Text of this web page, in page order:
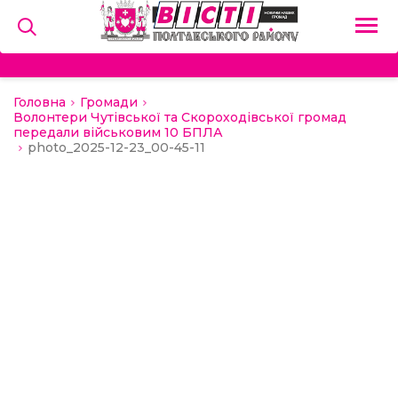
Головна
Громади
Волонтери Чутівської та Скороходівської громад
передали військовим 10 БПЛА
photo_2025-12-23_00-45-11